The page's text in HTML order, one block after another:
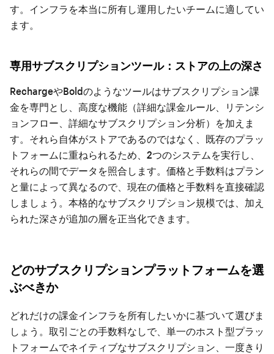
す。インフラを本当に所有し運用したいチームに適してい
ます。
専用サブスクリプションツール：ストアの上の深さ
RechargeやBoldのようなツールはサブスクリプション課
金を専門とし、高度な機能（詳細な課金ルール、リテンシ
ョンフロー、詳細なサブスクリプション分析）を加えま
す。それら自体がストアであるのではなく、既存のプラッ
トフォームに重ねられるため、2つのシステムを実行し、
それらの間でデータを照合します。価格と手数料はプラン
と量によって異なるので、現在の価格と手数料を直接確認
しましょう。本格的なサブスクリプション規模では、加え
られた深さが追加の層を正当化できます。
どのサブスクリプションプラットフォームを選
ぶべきか
どれだけの課金インフラを所有したいかに基づいて選びま
しょう。取引ごとの手数料なしで、単一のホスト型プラッ
トフォームでネイティブなサブスクリプション、一度きり